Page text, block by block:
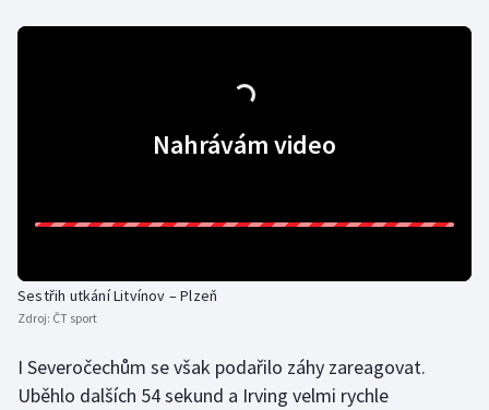
Motorsport
Parasport
Plavání
Nahrávám video
Sestřih utkání Litvínov – Plzeň
Zdroj: ČT sport
I Severočechům se však podařilo záhy zareagovat.
Uběhlo dalších 54 sekund a Irving velmi rychle